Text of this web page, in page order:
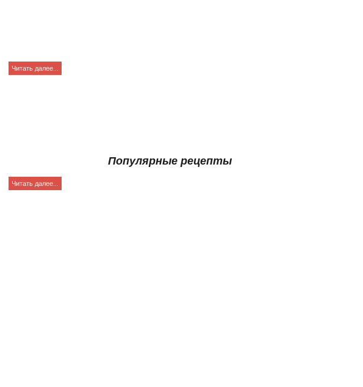
Читать далее...
Читать далее...
Популярные рецепты